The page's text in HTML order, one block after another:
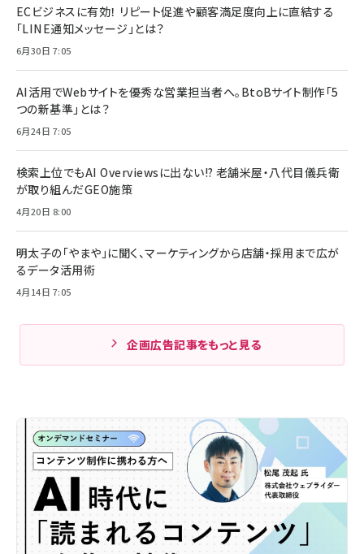
ECビジネスに有効！ リピート促進や顧客満足度向上に直結する
「LINE通知メッセージ」とは？
6月30日 7:05
AI活用でWebサイトを優秀な営業担当者へ。BtoBサイト制作「5
つの新基準」とは？
6月24日 7:05
検索上位でもAI Overviewsに出ない!? 老舗米屋・八代目儀兵衛
が取り組んだGEO施策
4月20日 8:00
明太子の「やまや」に聞く、マーケティングから店舗・採用まで広が
るデータ活用術
4月14日 7:05
企画広告記事をもっと見る